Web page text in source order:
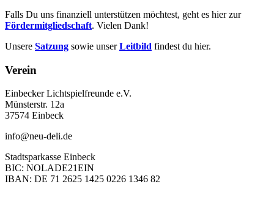
Falls Du uns finanziell unterstützen möchtest, geht es hier zur
Fördermitgliedschaft. Vielen Dank!
Unsere Satzung sowie unserLeitbild findest du hier.
Verein
Einbecker Lichtspielfreunde e.V.
Münsterstr. 12a
37574 Einbeck
info@neu-deli.de
Stadtsparkasse Einbeck
BIC: NOLADE21EIN
IBAN: DE 71 2625 1425 0226 1346 82